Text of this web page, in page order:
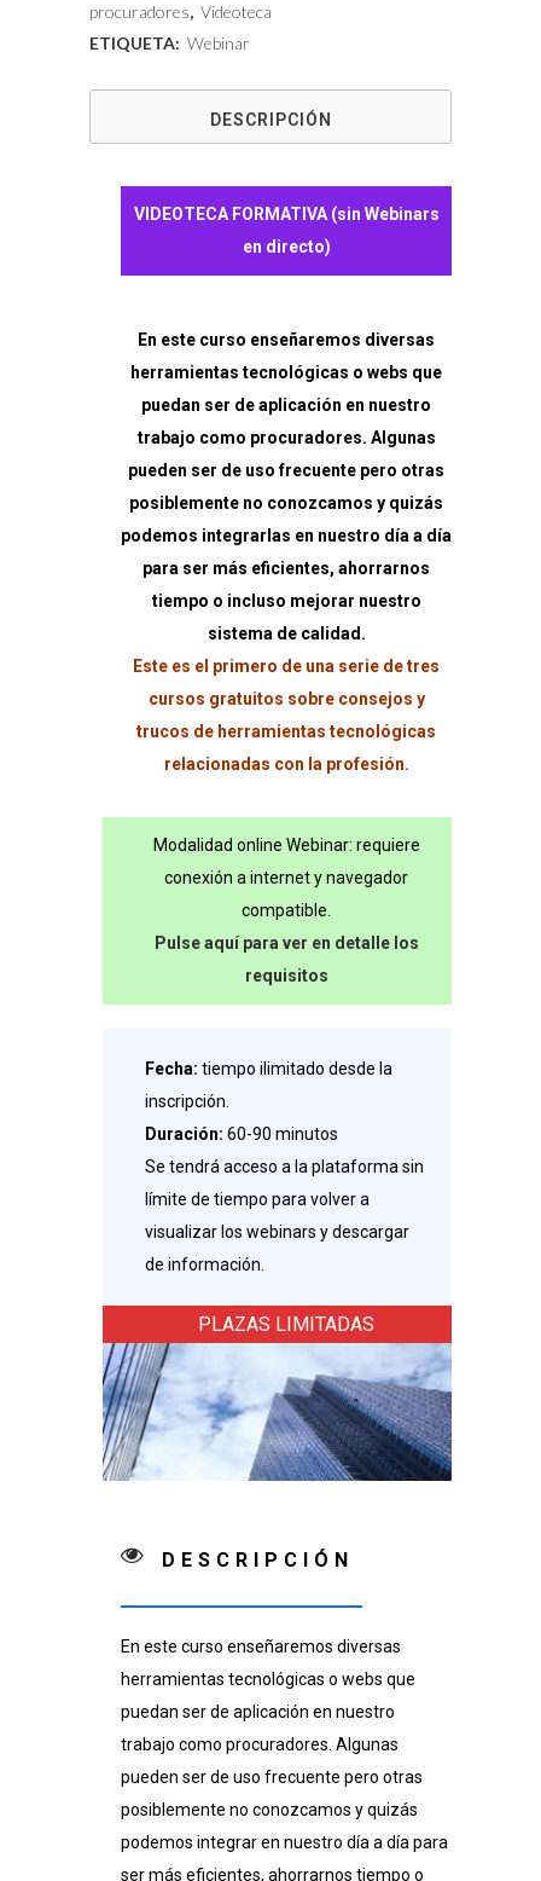
Herramientas
tecnológicas
cantidad
procuradores, Videoteca
ETIQUETA: Webinar
DESCRIPCIÓN
VIDEOTECA FORMATIVA (sin Webinars
en directo)
En este curso enseñaremos diversas
herramientas tecnológicas o webs que
puedan ser de aplicación en nuestro
trabajo como procuradores. Algunas
pueden ser de uso frecuente pero otras
posiblemente no conozcamos y quizás
podemos integrarlas en nuestro día a día
para ser más eficientes, ahorrarnos
tiempo o incluso mejorar nuestro
sistema de calidad.
Este es el primero de una serie de tres
cursos gratuitos sobre consejos y
trucos de herramientas tecnológicas
relacionadas con la profesión.
Modalidad online Webinar: requiere
conexión a internet y navegador
compatible.
Pulse aquí para ver en detalle los
requisitos
Fecha: tiempo ilimitado desde la
inscripción.
Duración: 60-90 minutos
Se tendrá acceso a la plataforma sin
límite de tiempo para volver a
visualizar los webinars y descargar
de información.
PLAZAS LIMITADAS
DESCRIPCIÓN
En este curso enseñaremos diversas
herramientas tecnológicas o webs que
puedan ser de aplicación en nuestro
trabajo como procuradores. Algunas
pueden ser de uso frecuente pero otras
posiblemente no conozcamos y quizás
podemos integrar en nuestro día a día para
ser más eficientes, ahorrarnos tiempo o